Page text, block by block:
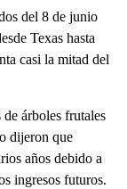
del 8 de junio
Texas hasta
casi la mitad del
árboles frutales
dijeron que
años debido a
ingresos futuros.